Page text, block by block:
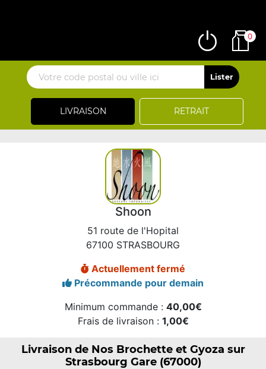
LIVRAISON RETRAIT
0
Shoon
51 route de l'Hopital
67100 STRASBOURG
Actuellement fermé
Précommande pour demain
Minimum commande : 40,00€
Frais de livraison : 1,00€
Livraison de Nos Brochette et Gyoza sur
Strasbourg Gare (67000)